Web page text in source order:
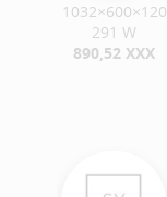
1032×600×120
291 W
890,52 XXX